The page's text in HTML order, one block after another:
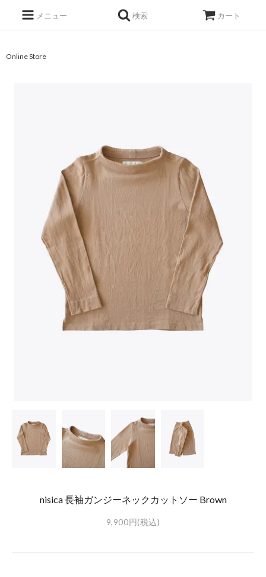
メニュー 検索 カート
Online Store
nisica 長袖ガンジーネックカットソー Brown
9,900円(税込)